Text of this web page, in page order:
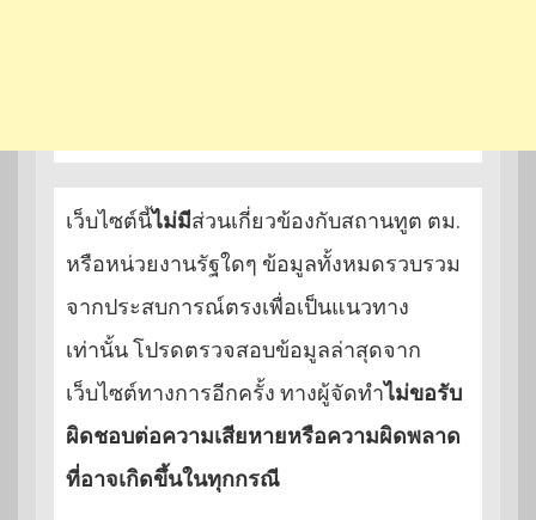
เว็บไซต์นี้ไม่มีส่วนเกี่ยวข้องกับสถานทูต ตม.
หรือหน่วยงานรัฐใดๆ ข้อมูลทั้งหมดรวบรวม
จากประสบการณ์ตรงเพื่อเป็นแนวทาง
เท่านั้น โปรดตรวจสอบข้อมูลล่าสุดจาก
เว็บไซต์ทางการอีกครั้ง ทางผู้จัดทำไม่ขอรับ
ผิดชอบต่อความเสียหายหรือความผิดพลาด
ที่อาจเกิดขึ้นในทุกกรณี